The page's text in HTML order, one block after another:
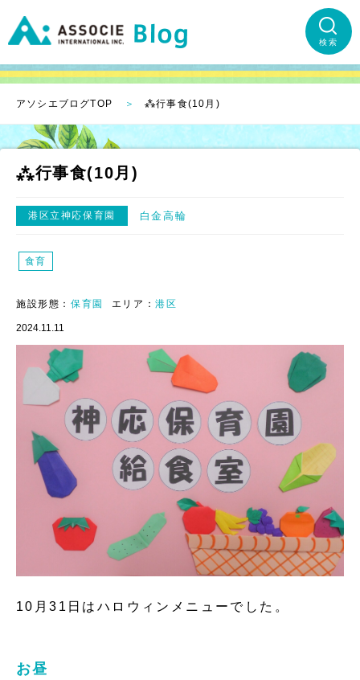
検索
アソシエブログTOP ⁂行事食(10月)
⁂行事食(10月)
港区立神応保育園 白金高輪
食育
施設形態： 保育園 エリア：港区
2024.11.11
10月31日はハロウィンメニューでした。
お昼